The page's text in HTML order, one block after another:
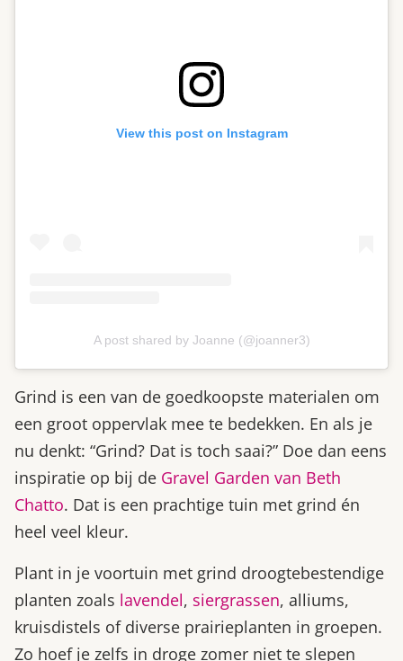
View this post on Instagram
A post shared by Joanne (@joanner3)
Grind is een van de goedkoopste materialen om
een groot oppervlak mee te bedekken. En als je
nu denkt: “Grind? Dat is toch saai?” Doe dan eens
inspiratie op bij de Gravel Garden van Beth
Chatto. Dat is een prachtige tuin met grind én
heel veel kleur.
Plant in je voortuin met grind droogtebestendige
planten zoals lavendel, siergrassen, alliums,
kruisdistels of diverse prairieplanten in groepen.
Zo hoef je zelfs in droge zomer niet te slepen